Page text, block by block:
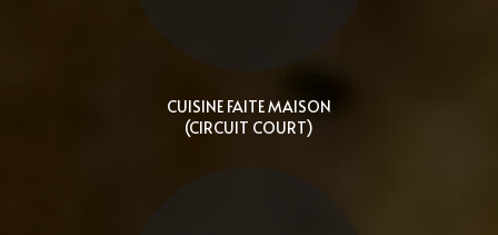
CUISINE FAITE MAISON
(CIRCUIT COURT)